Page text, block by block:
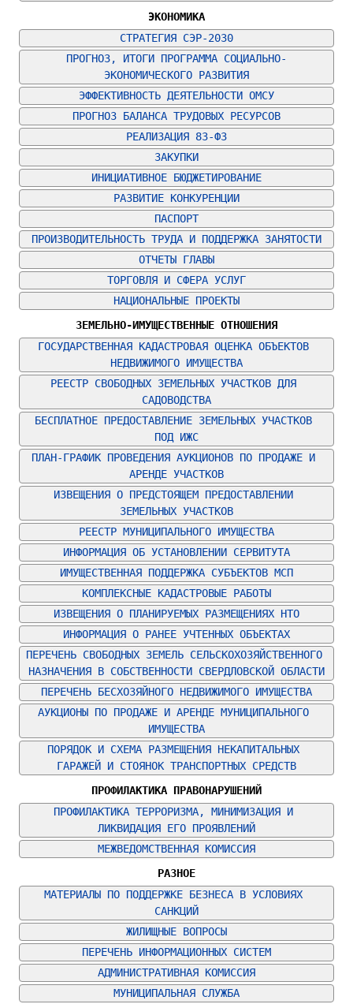
ЭКОНОМИКА
СТРАТЕГИЯ СЭР-2030
ПРОГНОЗ, ИТОГИ ПРОГРАММА СОЦИАЛЬНО-
ЭКОНОМИЧЕСКОГО РАЗВИТИЯ
ЭФФЕКТИВНОСТЬ ДЕЯТЕЛЬНОСТИ ОМСУ
ПРОГНОЗ БАЛАНСА ТРУДОВЫХ РЕСУРСОВ
РЕАЛИЗАЦИЯ 83-ФЗ
ЗАКУПКИ
ИНИЦИАТИВНОЕ БЮДЖЕТИРОВАНИЕ
РАЗВИТИЕ КОНКУРЕНЦИИ
ПАСПОРТ
ПРОИЗВОДИТЕЛЬНОСТЬ ТРУДА И ПОДДЕРЖКА ЗАНЯТОСТИ
ОТЧЕТЫ ГЛАВЫ
ТОРГОВЛЯ И СФЕРА УСЛУГ
НАЦИОНАЛЬНЫЕ ПРОЕКТЫ
ЗЕМЕЛЬНО-ИМУЩЕСТВЕННЫЕ ОТНОШЕНИЯ
ГОСУДАРСТВЕННАЯ КАДАСТРОВАЯ ОЦЕНКА ОБЪЕКТОВ
НЕДВИЖИМОГО ИМУЩЕСТВА
РЕЕСТР СВОБОДНЫХ ЗЕМЕЛЬНЫХ УЧАСТКОВ ДЛЯ
САДОВОДСТВА
БЕСПЛАТНОЕ ПРЕДОСТАВЛЕНИЕ ЗЕМЕЛЬНЫХ УЧАСТКОВ
ПОД ИЖС
ПЛАН-ГРАФИК ПРОВЕДЕНИЯ АУКЦИОНОВ ПО ПРОДАЖЕ И
АРЕНДЕ УЧАСТКОВ
ИЗВЕЩЕНИЯ О ПРЕДСТОЯЩЕМ ПРЕДОСТАВЛЕНИИ
ЗЕМЕЛЬНЫХ УЧАСТКОВ
РЕЕСТР МУНИЦИПАЛЬНОГО ИМУЩЕСТВА
ИНФОРМАЦИЯ ОБ УСТАНОВЛЕНИИ СЕРВИТУТА
ИМУЩЕСТВЕННАЯ ПОДДЕРЖКА СУБЪЕКТОВ МСП
КОМПЛЕКСНЫЕ КАДАСТРОВЫЕ РАБОТЫ
ИЗВЕЩЕНИЯ О ПЛАНИРУЕМЫХ РАЗМЕЩЕНИЯХ НТО
ИНФОРМАЦИЯ О РАНЕЕ УЧТЕННЫХ ОБЪЕКТАХ
ПЕРЕЧЕНЬ СВОБОДНЫХ ЗЕМЕЛЬ СЕЛЬСКОХОЗЯЙСТВЕННОГО
НАЗНАЧЕНИЯ В СОБСТВЕННОСТИ СВЕРДЛОВСКОЙ ОБЛАСТИ
ПЕРЕЧЕНЬ БЕСХОЗЯЙНОГО НЕДВИЖИМОГО ИМУЩЕСТВА
АУКЦИОНЫ ПО ПРОДАЖЕ И АРЕНДЕ МУНИЦИПАЛЬНОГО
ИМУЩЕСТВА
ПОРЯДОК И СХЕМА РАЗМЕЩЕНИЯ НЕКАПИТАЛЬНЫХ
ГАРАЖЕЙ И СТОЯНОК ТРАНСПОРТНЫХ СРЕДСТВ
ПРОФИЛАКТИКА ПРАВОНАРУШЕНИЙ
ПРОФИЛАКТИКА ТЕРРОРИЗМА, МИНИМИЗАЦИЯ И
ЛИКВИДАЦИЯ ЕГО ПРОЯВЛЕНИЙ
МЕЖВЕДОМСТВЕННАЯ КОМИССИЯ
РАЗНОЕ
МАТЕРИАЛЫ ПО ПОДДЕРЖКЕ БЕЗНЕСА В УСЛОВИЯХ
САНКЦИЙ
ЖИЛИЩНЫЕ ВОПРОСЫ
ПЕРЕЧЕНЬ ИНФОРМАЦИОННЫХ СИСТЕМ
АДМИНИСТРАТИВНАЯ КОМИССИЯ
МУНИЦИПАЛЬНАЯ СЛУЖБА